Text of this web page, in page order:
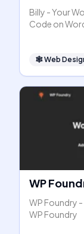
Billy - Your
Code on
🕸Web
WP
WP Foundry
WP Foundry